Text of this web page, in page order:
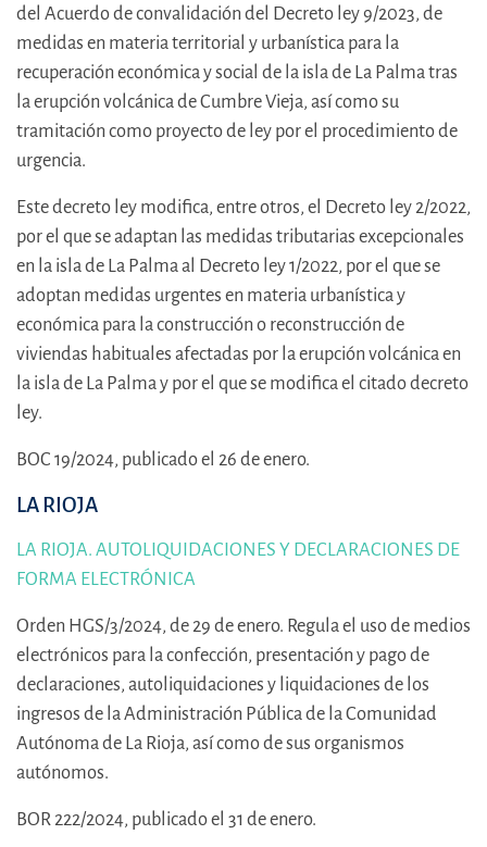
del Acuerdo de convalidación del Decreto ley 9/2023, de
medidas en materia territorial y urbanística para la
recuperación económica y social de la isla de La Palma tras
la erupción volcánica de Cumbre Vieja, así como su
tramitación como proyecto de ley por el procedimiento de
urgencia.
Este decreto ley modifica, entre otros, el Decreto ley 2/2022,
por el que se adaptan las medidas tributarias excepcionales
en la isla de La Palma al Decreto ley 1/2022, por el que se
adoptan medidas urgentes en materia urbanística y
económica para la construcción o reconstrucción de
viviendas habituales afectadas por la erupción volcánica en
la isla de La Palma y por el que se modifica el citado decreto
ley.
BOC 19/2024, publicado el 26 de enero.
LA RIOJA
LA RIOJA. AUTOLIQUIDACIONES Y DECLARACIONES DE
FORMA ELECTRÓNICA
Orden HGS/3/2024, de 29 de enero. Regula el uso de medios
electrónicos para la confección, presentación y pago de
declaraciones, autoliquidaciones y liquidaciones de los
ingresos de la Administración Pública de la Comunidad
Autónoma de La Rioja, así como de sus organismos
autónomos.
BOR 222/2024, publicado el 31 de enero.